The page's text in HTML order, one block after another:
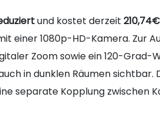
und kostet derzeit210,74€
einer 1080p-HD-Kamera. Zur
Zoom sowie ein 120-Grad-
in dunklen Räumen sichtbar.
separate Kopplung zwischen